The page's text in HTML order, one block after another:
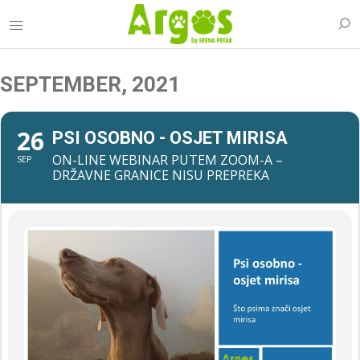
SEPTEMBER, 2021
26
SEP
PSI OSOBNO - OSJET MIRISA
ON-LINE WEBINAR PUTEM ZOOM-A –
DRŽAVNE GRANICE NISU PREPREKA